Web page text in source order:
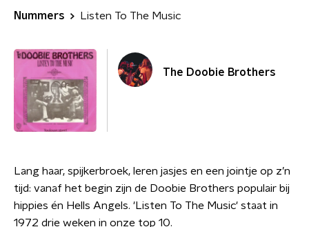
Nummers Listen To The Music
The Doobie Brothers
Lang haar, spijkerbroek, leren jasjes en een jointje op z’n
tijd: vanaf het begin zijn de Doobie Brothers populair bij
hippies én Hells Angels. 'Listen To The Music' staat in
1972 drie weken in onze top 10.